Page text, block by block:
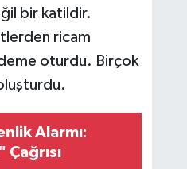
bir katildir.
ricam
oturdu. Birçok
Alarmı: